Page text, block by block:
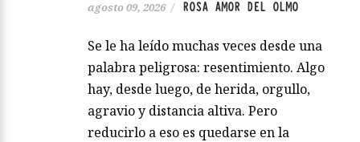
agosto 09, 2026 / ROSA AMOR DEL OLMO
Se le ha leído muchas veces desde una
palabra peligrosa: resentimiento. Algo
hay, desde luego, de herida, orgullo,
agravio y distancia altiva. Pero
reducirlo a eso es quedarse en la